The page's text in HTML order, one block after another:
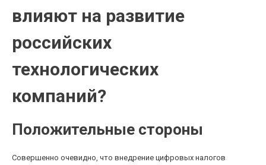
влияют на развитие
российских
технологических
компаний?
Положительные стороны
Совершенно очевидно, что внедрение цифровых налогов